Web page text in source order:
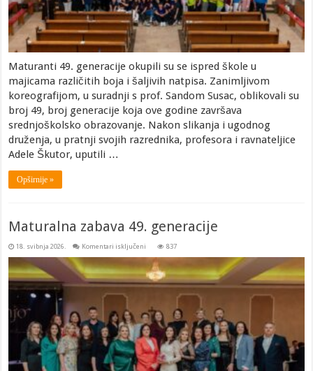
Maturanti 49. generacije okupili su se ispred škole u
majicama različitih boja i šaljivih natpisa. Zanimljivom
koreografijom, u suradnji s prof. Sandom Susac, oblikovali su
broj 49, broj generacije koja ove godine završava
srednjoškolsko obrazovanje. Nakon slikanja i ugodnog
druženja, u pratnji svojih razrednika, profesora i ravnateljice
Adele Škutor, uputili …
Opširnije »
Maturalna zabava 49. generacije
18. svibnja 2026. Komentari isključeni
zabava
49.
generacije
837